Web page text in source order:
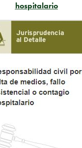
hospitalario